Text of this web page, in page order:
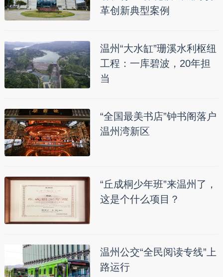
革创新典型案例
温州“大水缸”珊溪水利枢纽
工程：一库碧波，20年担
当
“全国最美书店”钟书阁落户
温州湾新区
“丘成桐少年班”来温州了，
这是个什么项目？
温州公交“全民阅读专线”上
路运行